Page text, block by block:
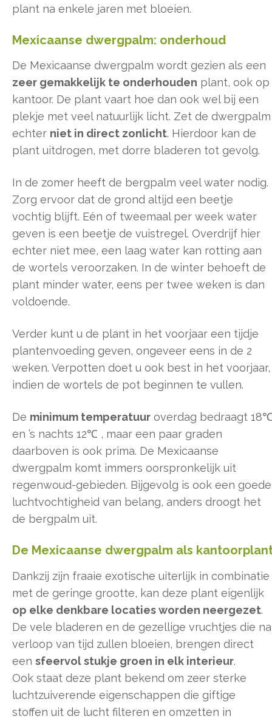
plant na enkele jaren met bloeien.
Mexicaanse dwergpalm: onderhoud
De Mexicaanse dwergpalm wordt gezien als een
zeer gemakkelijk te onderhouden plant, ook op
kantoor. De plant vaart hoe dan ook wel bij een
plekje met veel natuurlijk licht. Zet de dwergpalm
echter niet in direct zonlicht. Hierdoor kan de
plant uitdrogen, met dorre bladeren tot gevolg.
In de zomer heeft de bergpalm veel water nodig.
Zorg ervoor dat de grond altijd een beetje
vochtig blijft. Eén of tweemaal per week water
geven is een beetje de vuistregel. Overdrijf hier
echter niet mee, een laag water kan rotting aan
de wortels veroorzaken. In de winter behoeft de
plant minder water, eens per twee weken is dan
voldoende.
Verder kunt u de plant in het voorjaar een tijdje
plantenvoeding geven, ongeveer eens in de 2
weken. Verpotten doet u ook best in het voorjaar,
indien de wortels de pot beginnen te vullen.
De minimum temperatuur overdag bedraagt
en ’s nachts 12℃ , maar een paar graden
daarboven is ook prima. De Mexicaanse
dwergpalm komt immers oorspronkelijk uit
regenwoud-gebieden. Bijgevolg is ook een goede
luchtvochtigheid van belang, anders droogt het
de bergpalm uit.
De Mexicaanse dwergpalm als
Dankzij zijn fraaie exotische uiterlijk in combinatie
met de geringe grootte, kan deze plant eigenlijk
op elke denkbare locaties worden neergezet.
De vele bladeren en de gezellige vruchtjes die na
verloop van tijd zullen bloeien, brengen direct
een sfeervol stukje groen in elk interieur.
Ook staat deze plant bekend om zeer sterke
luchtzuiverende eigenschappen die giftige
stoffen uit de lucht filteren en omzetten in